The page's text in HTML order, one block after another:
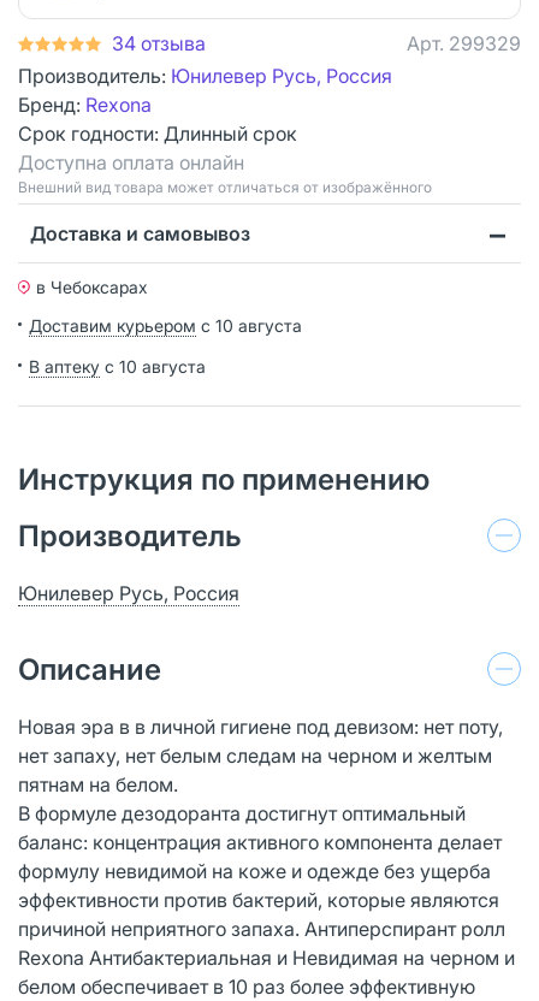
34 отзыва Арт. 299329
Производитель: Юнилевер Русь, Россия
Бренд: Rexona
Срок годности: Длинный срок
Доступна оплата онлайн
Bнешний вид товара может отличаться от изображённого
Доставка и самовывоз
в Чебоксарах
Доставим курьером с 10 августа
В аптеку с 10 августа
Инструкция по применению
Производитель
Юнилевер Русь, Россия
Описание
Новая эра в в личной гигиене под девизом: нет поту,
нет запаху, нет белым следам на черном и желтым
пятнам на белом.
В формуле дезодоранта достигнут оптимальный
баланс: концентрация активного компонента делает
формулу невидимой на коже и одежде без ущерба
эффективности против бактерий, которые являются
причиной неприятного запаха. Антиперспирант ролл
Rexona Антибактериальная и Невидимая на черном и
белом обеспечивает в 10 раз более эффективную